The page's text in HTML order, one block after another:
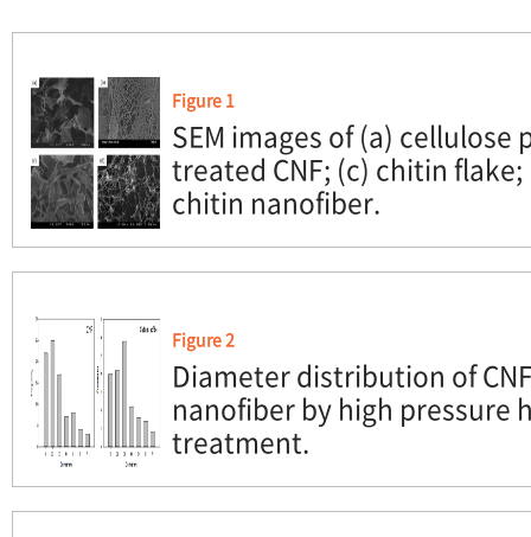
Figure 1
SEM images of (a) cellulose
treated CNF; (c) chitin
chitin nanofiber.
Figure 2
Diameter distribution of
nanofiber by high pressure
treatment.